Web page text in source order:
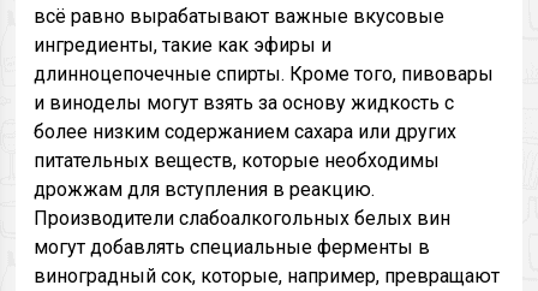
всё равно вырабатывают важные вкусовые
ингредиенты, такие как эфиры и
длинноцепочечные спирты. Кроме того, пивовары
и виноделы могут взять за основу жидкость с
более низким содержанием сахара или других
питательных веществ, которые необходимы
дрожжам для вступления в реакцию.
Производители слабоалкогольных белых вин
могут добавлять специальные ферменты в
виноградный сок, которые, например, превращают